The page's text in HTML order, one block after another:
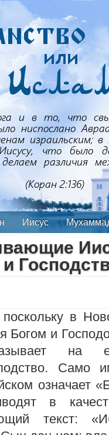
Иисус
поскольку в
Богом и
на
Само
означает
в
текст: